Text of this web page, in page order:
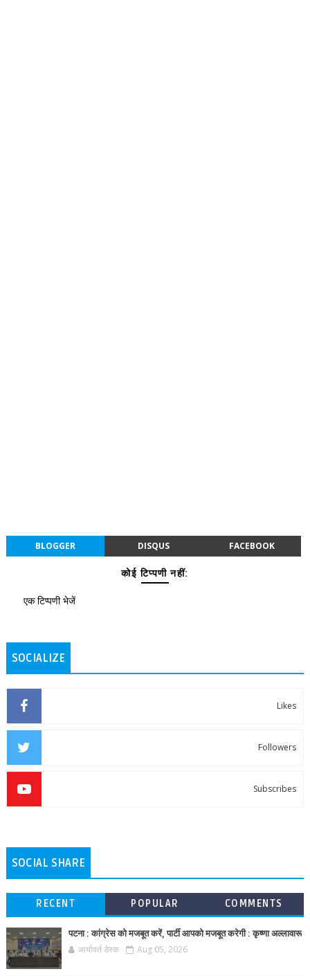
BLOGGER DISQUS FACEBOOK
कोई टिप्पणी नहीं:
एक टिप्पणी भेजें
SOCIALIZE
Likes
Followers
Subscribes
SOCIAL SHARE
RECENT POPULAR COMMENTS
पटना : कांग्रेस को मजबूत करें, पार्टी आपको मजबूत करेगी : कृष्णा अल्लावारू
आर्यावर्त डेस्क Aug 05, 2026